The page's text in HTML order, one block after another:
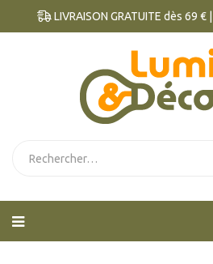
LIVRAISON GRATUITE dès 69 € |